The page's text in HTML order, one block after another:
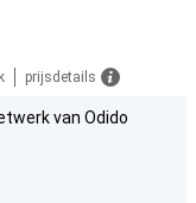
prijsdetails
van Odido